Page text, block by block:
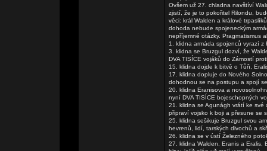
Ovšem už 27. chladna navštíví
zjistí, že je to pokořitel Rilondu,
věci: král Walden a králové
dohoda nebude spojeneckým
nepříjemné otázky. Pragmatismus
1. klidna armáda spojenců vyrazí z
3. klidna se Bruzgul dozví, že
DVA TISÍCE vojáků do Zámostí
15. klidna dojde k bitvě o Tůň,
17. klidna dopluje do Nového
dohodnou se na postupu a spojí
20. klidna Eranisova a
nyní DVA TISÍCE bojeschopných
21. klidna se Agunágh vrátí ke
připraví vojsko k boji a přesune se
25. klidna sešikuje Bruzgul svou
hevrenů, lidí, tarských divochů a
26. klidna se v ústí Železného
27. klidna Walden, Eranis a Eralis,